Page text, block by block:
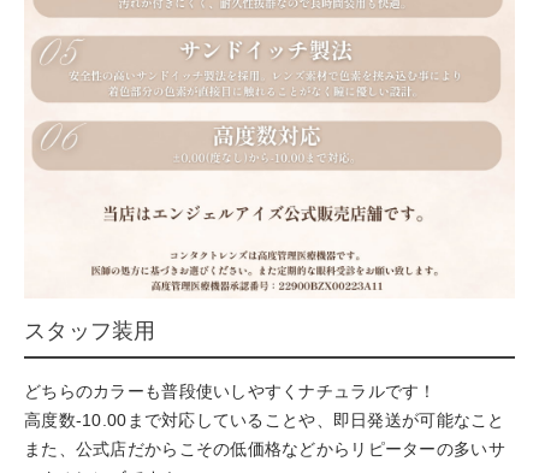
スタッフ装用
どちらのカラーも普段使いしやすくナチュラルです！
高度数-10.00まで対応していることや、即日発送が可能なこと
また、公式店だからこその低価格などからリピーターの多いサ